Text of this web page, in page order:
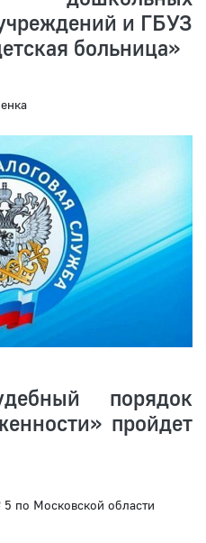
и ГБУЗ
больница»
порядок
пройдет
по Московской области